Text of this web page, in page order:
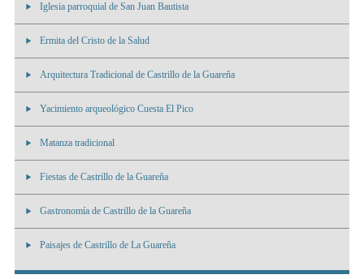
Iglesia parroquial de San Juan Bautista
Ermita del Cristo de la Salud
Arquitectura Tradicional de Castrillo de la Guareña
Yacimiento arqueológico Cuesta El Pico
Matanza tradicional
Fiestas de Castrillo de la Guareña
Gastronomía de Castrillo de la Guareña
Paisajes de Castrillo de La Guareña